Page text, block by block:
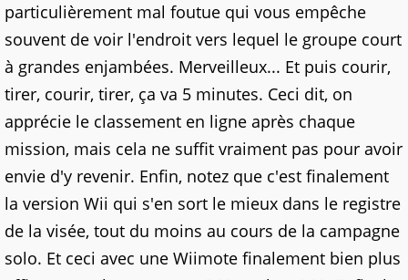
particulièrement mal foutue qui vous empêche
souvent de voir l'endroit vers lequel le groupe court
à grandes enjambées. Merveilleux... Et puis courir,
tirer, courir, tirer, ça va 5 minutes. Ceci dit, on
apprécie le classement en ligne après chaque
mission, mais cela ne suffit vraiment pas pour avoir
envie d'y revenir. Enfin, notez que c'est finalement
la version Wii qui s'en sort le mieux dans le registre
de la visée, tout du moins au cours de la campagne
solo. Et ceci avec une Wiimote finalement bien plus